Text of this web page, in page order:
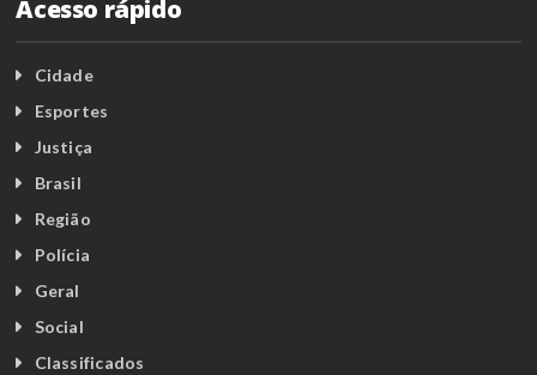
Acesso rápido
Cidade
Esportes
Justiça
Brasil
Região
Polícia
Geral
Social
Classificados